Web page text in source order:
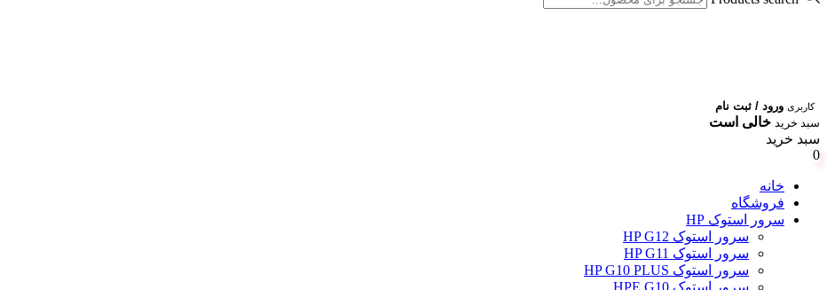
کاربری ورود / ثبت نام
سبد خرید خالی است
سبد خرید
0
خانه
فروشگاه
سرور استوک HP
سرور استوک HP G12
سرور استوک HP G11
سرور استوک HP G10 PLUS
سرور استوک HPE G10